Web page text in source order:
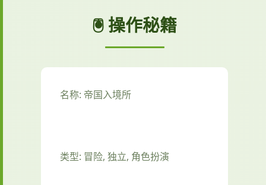
🖲️ 操作秘籍
名称: 帝国入境所
类型: 冒险, 独立, 角色扮演